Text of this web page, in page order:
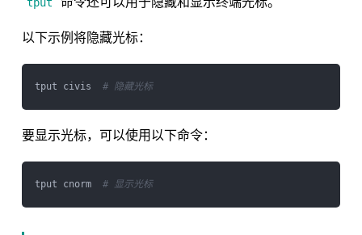
tput
以下示例将隐藏光标：
tput civis # 隐藏光标
要显示光标，可以使用以下命令：
tput cnorm # 显示光标